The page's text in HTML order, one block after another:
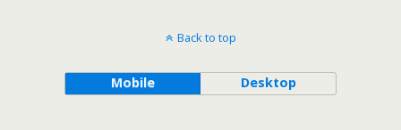
Back to top
Mobile Desktop